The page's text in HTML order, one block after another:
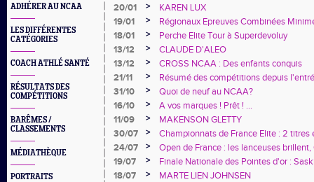
ADHÉRER AU NCAA
LES DIFFÉRENTES
CATÉGORIES
COACH ATHLÉ SANTÉ
RÉSULTATS DES
COMPÉTITIONS
BARÊMES /
CLASSEMENTS
MÉDIATHÈQUE
PORTRAITS
20/01
>
KAREN LUX
19/01
>
Régionaux Epreuves Combinées
18/01
>
Perche Elite Tour à Superdevoluy
13/12
>
CLAUDE D'ALEO
13/12
>
CROSS NCAA : Des enfants conquis
21/11
>
Résumé des compétitions depuis
2023/2024
31/10 >
Quoi de neuf au NCAA?
16/10
>
A vos marques ! Prêt ! ...
11/09
>
MAKENSON GLETTY
30/07
>
Championnats de France Elite : 2
24/07
>
Open de France : les lanceuses
19/07
>
Finale Nationale des Pointes d'or :
de France !!!
18/07 >
MARTE LIEN JOHNSEN